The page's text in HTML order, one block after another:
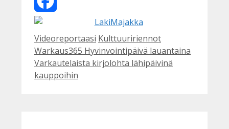
Facebook
Kategoriat
Videoreportaasi Avainsanat
Kulttuuririennot
Warkaus365 Hyvinvointipäivä lauantaina
Varkautelaista kirjolohta lähipäivinä
kauppoihin